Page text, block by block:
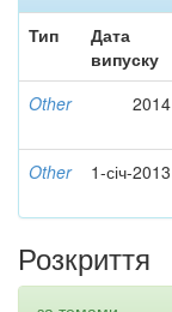
Тип
Дата
випуску
Other 2014
Other 1-січ-2013
Розкриття